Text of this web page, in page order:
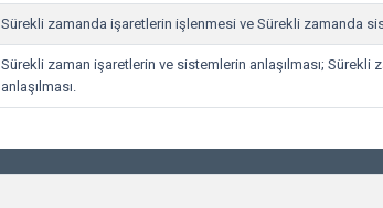
Sürekli zamanda işaretlerin işlenmesi ve Sürekli zamanda
Sürekli zaman işaretlerin ve sistemlerin anlaşılması; Sürekli
anlaşılması.